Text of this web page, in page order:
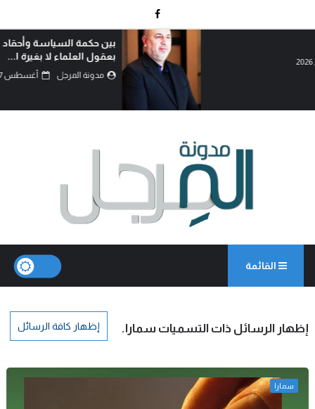
بين حكمة السياسة وأحقاد البدو: كيف تُدار المعارك
بعقول العلماء لا بغيرة ا...
مدونة المرجل أغسطس 07, 2026
القائمة
‏إظهار الرسائل ذات التسميات سمارا. إظهار كافة الرسائل
سمارا